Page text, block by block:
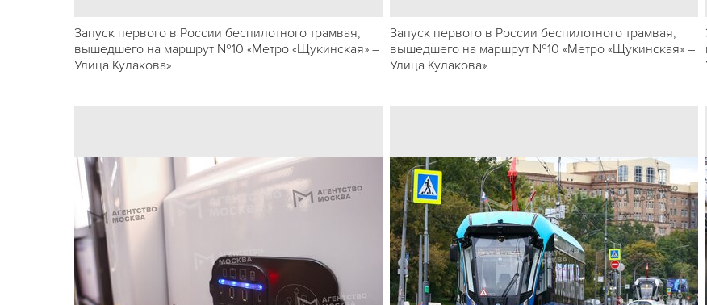
Запуск первого в России беспилотного трамвая,
вышедшего на маршрут №10 «Метро «Щукинская» –
Улица Кулакова».
Запуск первого в России беспилотного трамвая,
вышедшего на маршрут №10 «Метро «Щукинская» –
Улица Кулакова».